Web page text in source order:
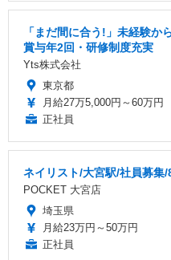
「まだ間に合う!」未経験か
賞与年2回・研修制度充実
Yts株式会社
東京都
月給27万5,000円～60万円
正社員
ネイリスト/大宮駅/社員募集
POCKET 大宮店
埼玉県
月給23万円～50万円
正社員